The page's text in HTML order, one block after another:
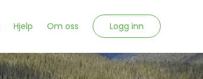
Hjelp Om oss Logg inn